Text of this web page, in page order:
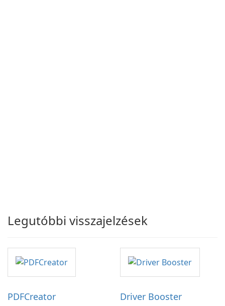
Legutóbbi visszajelzések
PDFCreator Driver Booster